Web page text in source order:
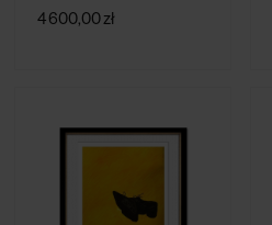
4 600,00 zł